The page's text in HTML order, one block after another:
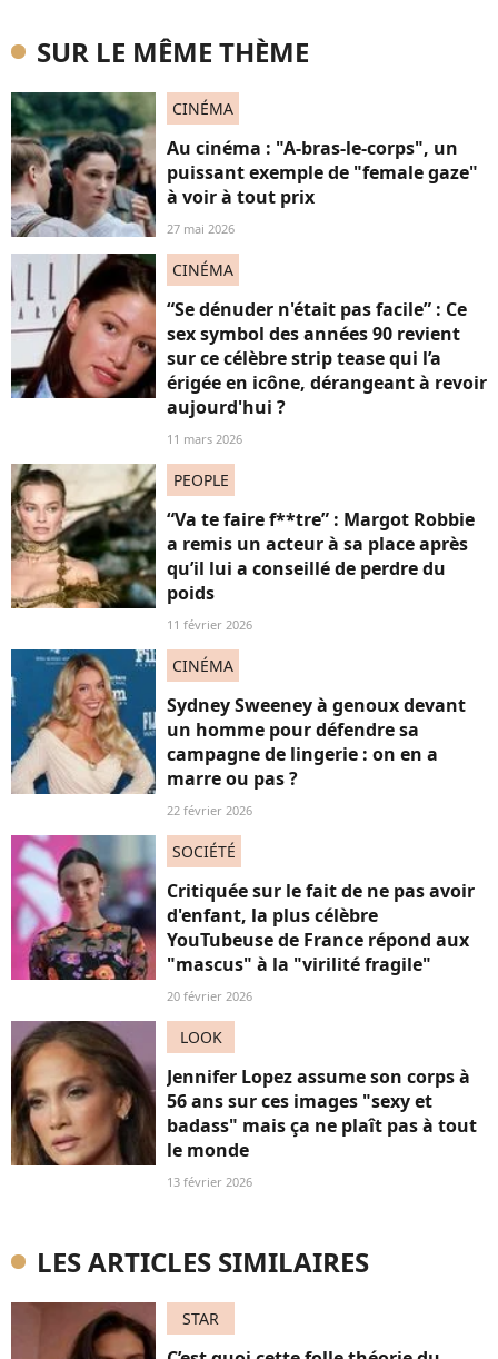
SUR LE MÊME THÈME
CINÉMA
Au cinéma : "A-bras-le-corps", un
puissant exemple de "female gaze"
à voir à tout prix
27 mai 2026
CINÉMA
“Se dénuder n'était pas facile” : Ce
sex symbol des années 90 revient
sur ce célèbre strip tease qui l’a
érigée en icône, dérangeant à revoir
aujourd'hui ?
11 mars 2026
PEOPLE
“Va te faire f**tre” : Margot Robbie
a remis un acteur à sa place après
qu’il lui a conseillé de perdre du
poids
11 février 2026
CINÉMA
Sydney Sweeney à genoux devant
un homme pour défendre sa
campagne de lingerie : on en a
marre ou pas ?
22 février 2026
SOCIÉTÉ
Critiquée sur le fait de ne pas avoir
d'enfant, la plus célèbre
YouTubeuse de France répond aux
"mascus" à la "virilité fragile"
20 février 2026
LOOK
Jennifer Lopez assume son corps à
56 ans sur ces images "sexy et
badass" mais ça ne plaît pas à tout
le monde
13 février 2026
LES ARTICLES SIMILAIRES
STAR